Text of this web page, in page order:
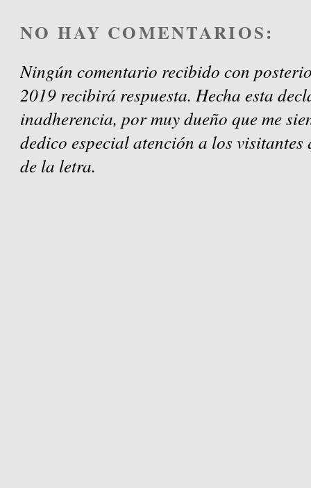
NO HAY COMENTARIOS:
Ningún comentario recibido con
2019 recibirá respuesta. Hecha esta
inadherencia, por muy dueño que me
dedico especial atención a los
de la letra.